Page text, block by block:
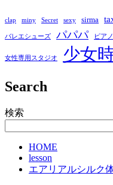
clap miny Secret sexy sirma
バレエシューズ パパパ ピア
女性専用スタジオ 少女
Search
検索
HOME
lesson
エアリアルシルク